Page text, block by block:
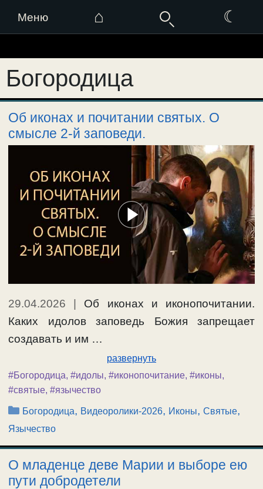
Меню ⌂ ☾
к
содержимому
Богородица
Об иконах и почитании святых. О
смысле 2-й заповеди.
29.04.2026 | Об иконах и иконопочитании.
Каких идолов заповедь Божия запрещает
создавать и им …
развернуть
#Богородица, #идолы, #иконопочитание, #иконы,
#святые, #язычество
Рубрики
Богородица, Видеоролики-2026, Иконы,Святые,
Язычество
О младенце деве Марии и выборе ею
пути добродетели